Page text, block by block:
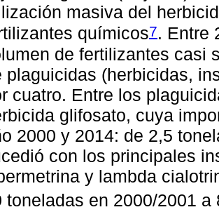
masiva del
químicos7. Entre
de fertilizantes casi
plaguicidas (herbicidas,
cuatro. Entre los
glifosato, cuya
2000 y 2014: de 2,5
con los principales
y lambda
toneladas en 2000/2001